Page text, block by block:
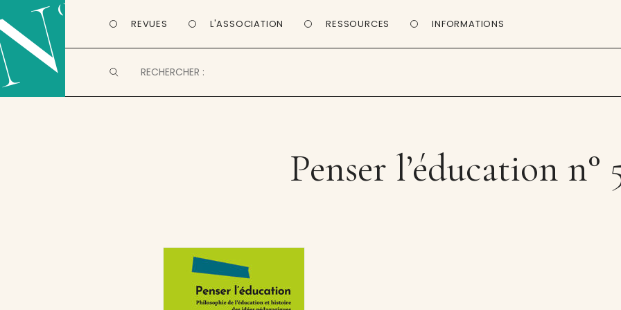
REVUES L'ASSOCIATION RESSOURCES INFORMATIONS
Penser l’éducation n°